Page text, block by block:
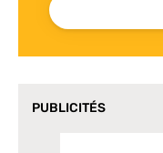
PUBLICITÉS